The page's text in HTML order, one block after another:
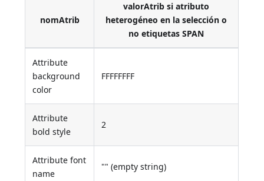
nomAtrib
valorAtrib si atributo
heterogéneo en la selección o
no etiquetas SPAN
Attribute
background
color
FFFFFFFF
Attribute
bold style
2
Attribute font
name
"" (empty string)